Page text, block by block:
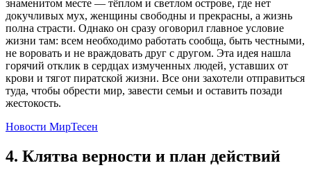
знаменитом месте — тёплом и светлом острове, где нет
докучливых мух, женщины свободны и прекрасны, а жизнь
полна страсти. Однако он сразу оговорил главное условие
жизни там: всем необходимо работать сообща, быть честными,
не воровать и не враждовать друг с другом. Эта идея нашла
горячий отклик в сердцах измученных людей, уставших от
крови и тягот пиратской жизни. Все они захотели отправиться
туда, чтобы обрести мир, завести семьи и оставить позади
жестокость.
Новости МирТесен
4. Клятва верности и план действий